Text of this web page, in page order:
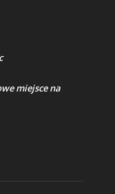
miejsce na